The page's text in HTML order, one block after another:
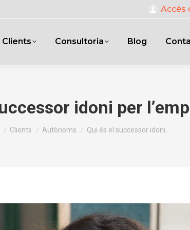
Accés
Clients Consultoria Blog
idoni per
here:
Clients Autònoms Qui és el successor idoni…